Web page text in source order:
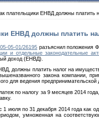
плательщики ЕНВД должны платить
ЕНВД должны платить
05-01/26195 разъяснил положения
и отдельные законодательные
доход (ЕНВД).
должны платить налог на
закона компании,
для ведения
по налогу за 9 месяцев 2014
1 июля по 31 декабря 2014 года
умноженная на